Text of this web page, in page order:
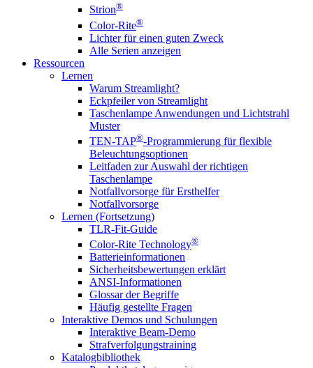
Strion®
Color-Rite®
Lichter für einen guten Zweck
Alle Serien anzeigen
Ressourcen
Lernen
Warum Streamlight?
Eckpfeiler von Streamlight
Taschenlampe Anwendungen und Lichtstrahl
Muster
TEN-TAP®-Programmierung für flexible
Beleuchtungsoptionen
Leitfaden zur Auswahl der richtigen
Taschenlampe
Notfallvorsorge für Ersthelfer
Notfallvorsorge
Lernen (Fortsetzung)
TLR-Fit-Guide
Color-Rite Technology®
Batterieinformationen
Sicherheitsbewertungen erklärt
ANSI-Informationen
Glossar der Begriffe
Häufig gestellte Fragen
Interaktive Demos und Schulungen
Interaktive Beam-Demo
Strafverfolgungstraining
Katalogbibliothek